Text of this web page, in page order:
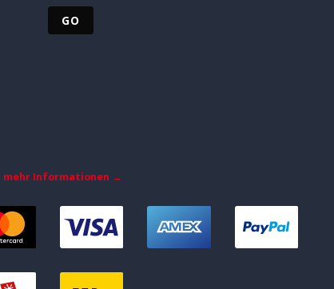
mehr Informationen →